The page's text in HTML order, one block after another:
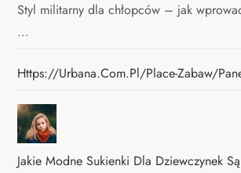
Styl militarny dla chłopców – jak
…
Https://urbana.com.pl/place-Zabaw/
Jakie Modne Sukienki Dla Dziewczynek